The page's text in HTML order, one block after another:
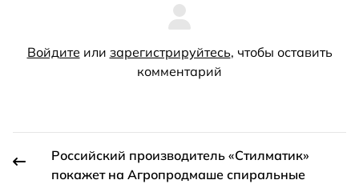
Войдите или зарегистрируйтесь, чтобы оставить
комментарий
Российский производитель «Стилматик»
покажет на Агропродмаше спиральные